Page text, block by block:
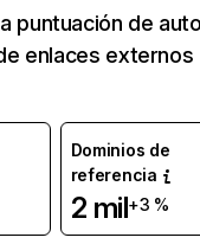
puntuación de
enlaces externos
Dominios de
referencia
2 mil+3 %